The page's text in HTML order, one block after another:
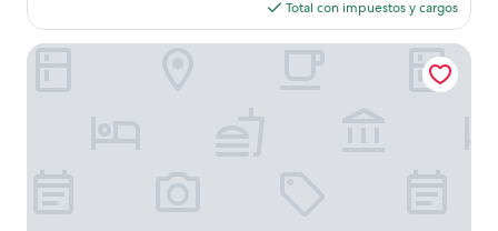
actual
es
de
Total con impuestos y cargos
Skyview Hotel